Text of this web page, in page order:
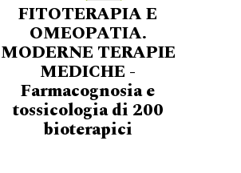
FITOTERAPIA E
OMEOPATIA.
MODERNE TERAPIE
MEDICHE -
Farmacognosia e
tossicologia di 200
bioterapici